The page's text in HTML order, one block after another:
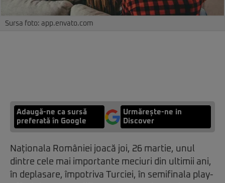
Sursa foto: app.envato.com
Adaugă-ne ca sursă
preferată în Google
Urmărește-ne in
Discover
Naționala României joacă joi, 26 martie, unul
dintre cele mai importante meciuri din ultimii ani,
în deplasare, împotriva Turciei, în semifinala play-